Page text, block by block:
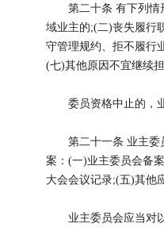
第二十条 有下列情形
域业主的;(二)丧失履行
守管理规约、拒不履行
(七)其他原因不宜继续
委员资格中止的，业
第二十一条 业主委员
案：(一)业主委员会备
大会会议记录;(五)其他
业主委员会应当对以